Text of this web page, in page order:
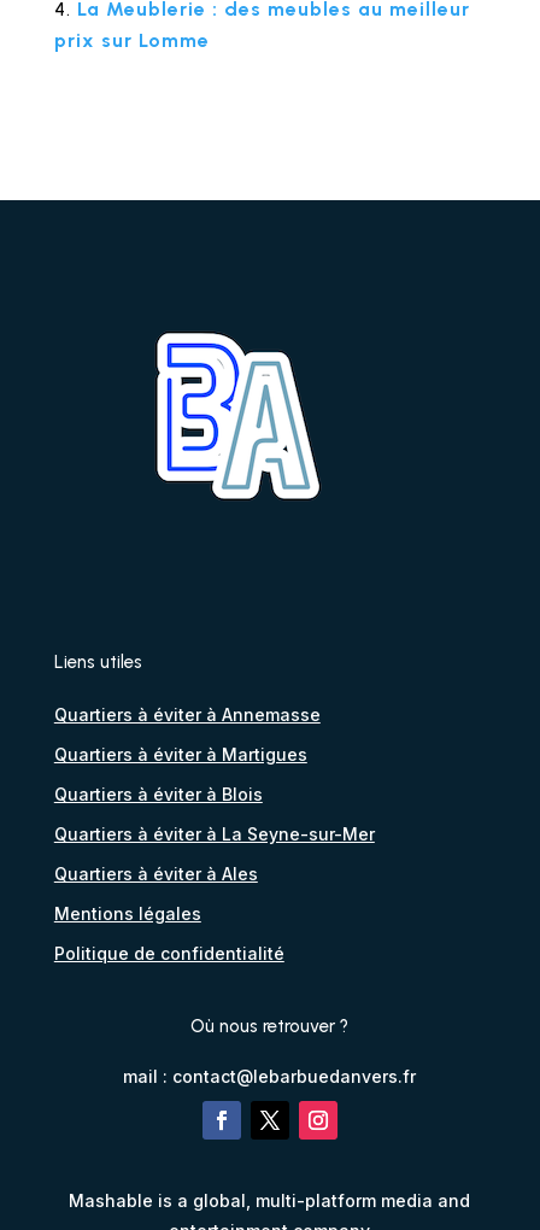
La Meublerie : des meubles au meilleur
prix sur Lomme
Liens utiles
Quartiers à éviter à Annemasse
Quartiers à éviter à Martigues
Quartiers à éviter à Blois
Quartiers à éviter à La Seyne-sur-Mer
Quartiers à éviter à Ales
Mentions légales
Politique de confidentialité
Où nous retrouver ?
mail : contact@lebarbuedanvers.fr
Mashable is a global, multi-platform media and